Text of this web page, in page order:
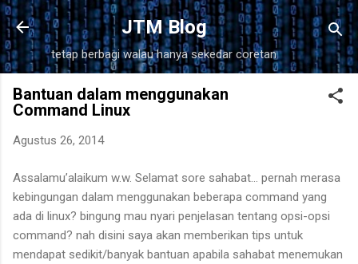
Langsung ke konten utama
JTM Blog
tetap berbagi walau hanya sekedar coretan
Bantuan dalam menggunakan
Command Linux
Agustus 26, 2014
Assalamu’alaikum w.w. Selamat sore sahabat… pernah merasa
kebingungan dalam menggunakan beberapa command yang
ada di linux? bingung mau nyari penjelasan tentang opsi-opsi
command? nah disini saya akan memberikan tips untuk
mendapat sedikit/banyak bantuan apabila sahabat menemukan